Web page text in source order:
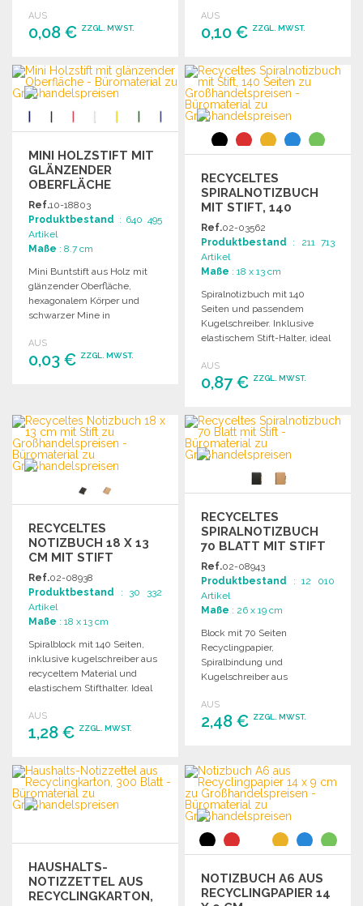
AUS
0,08 € ZZGL. MWST.
BESTELLEN
Angebot anfordern
AUS
0,10 € ZZGL. MWST.
BESTELLEN
Angebot anfordern
MINI HOLZSTIFT MIT
GLÄNZENDER
OBERFLÄCHE
Ref.10-18803
Produktbestand : 640 495
Artikel
Maße : 8.7 cm
Mini Buntstift aus Holz mit
glänzender Oberfläche,
hexagonalem Körper und
schwarzer Mine in
erhältlich.
AUS
0,03 € ZZGL. MWST.
Angebot anfordern
RECYCELTES
SPIRALNOTIZBUCH
MIT STIFT, 140
SEITEN
Ref.02-03562
Produktbestand : 211 713
Artikel
Maße : 18 x 13 cm
Spiralnotizbuch mit 140
Seiten und passendem
Kugelschreiber. Inklusive
elastischem Stift-Halter, ideal
AUS
0,87 € ZZGL. MWST.
BESTELLEN
Angebot anfordern
RECYCELTES
NOTIZBUCH 18 X 13
CM MIT STIFT
Ref.02-08938
Produktbestand : 30 332
Artikel
Maße : 18 x 13 cm
Spiralblock mit 140 Seiten,
inklusive kugelschreiber aus
recyceltem Material und
elastischem Stifthalter. Ideal
AUS
1,28 € ZZGL. MWST.
BESTELLEN
Angebot anfordern
RECYCELTES
SPIRALNOTIZBUCH
70 BLATT MIT STIFT
Ref.02-08943
Produktbestand : 12 010
Artikel
Maße : 26 x 19 cm
Block mit 70 Seiten
Recyclingpapier,
Spiralbindung und
Kugelschreiber aus
für Notizen und Skizzieren.
AUS
2,48 € ZZGL. MWST.
Angebot anfordern
HAUSHALTS-
NOTIZZETTEL AUS
RECYCLINGKARTON,
NOTIZBUCH A6 AUS
RECYCLINGPAPIER 14